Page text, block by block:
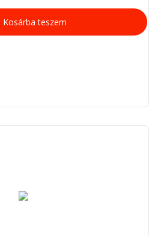
Kosárba teszem